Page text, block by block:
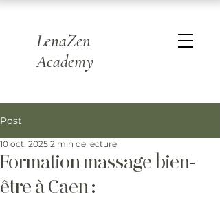
LenaZen
Academy
Post
Formation massage bien-
être à Caen :
10 oct. 2025 2 min de lecture